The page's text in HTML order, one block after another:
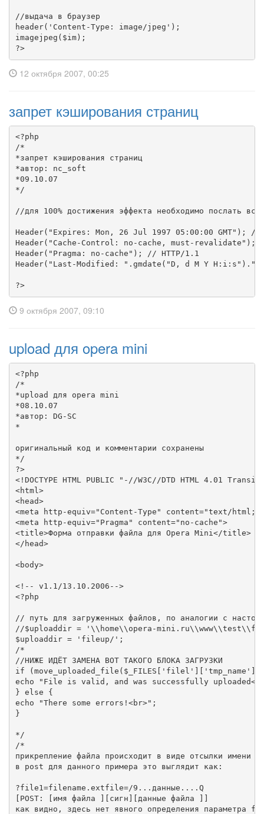
//выдача в браузер
header('Content-Type: image/jpeg');
imagejpeg($im);
?>
12 октября 2007, 00:25
запрет кэширования страниц
<?php
/*
*запрет кэширования страниц
*автор: nc_soft
*09.10.07
*/
//для 100% достижения эффекта необходимо послать
Header("Expires: Mon, 26 Jul 1997 05:00:00 GMT"); //
Header("Cache-Control: no-cache, must-revalidate");
Header("Pragma: no-cache"); // HTTP/1.1
Header("Last-Modified: ".gmdate("D, d M Y
?>
9 октября 2007, 09:10
upload для opera mini
<?php
/*
*upload для opera mini
*08.10.07
*автор: DG-SC
*
оригинальный код и комментарии сохранены
*/
?>
<!DOCTYPE HTML PUBLIC "-//W3C//DTD HTML 4.01
<html>
<head>
<meta http-equiv="Content-Type" content="text/html;
<meta http-equiv="Pragma" content="no-cache">
<title>Форма отправки файла для Opera Mini</title>
</head>
<body>
<!-- v1.1/13.10.2006-->
<?php
// путь для загруженных файлов, по аналогии с
//$uploaddir = '\\home\\opera-
$uploaddir = 'fileup/';
/*
//НИЖЕ ИДЁТ ЗАМЕНА ВОТ ТАКОГО БЛОКА ЗАГРУЗКИ
if
echo "File is valid, and was successfully
} else {
echo "There some errors!<br>";
}
*/
/*
прикрепление файла происходит в виде отсылки имени
в post для данного примера это выглядит как:
?file1=filename.extfile=/9...данные....Q
[POST: [имя файла ][сигн][данные файла ]]
как видно, здесь нет явного определения параметра